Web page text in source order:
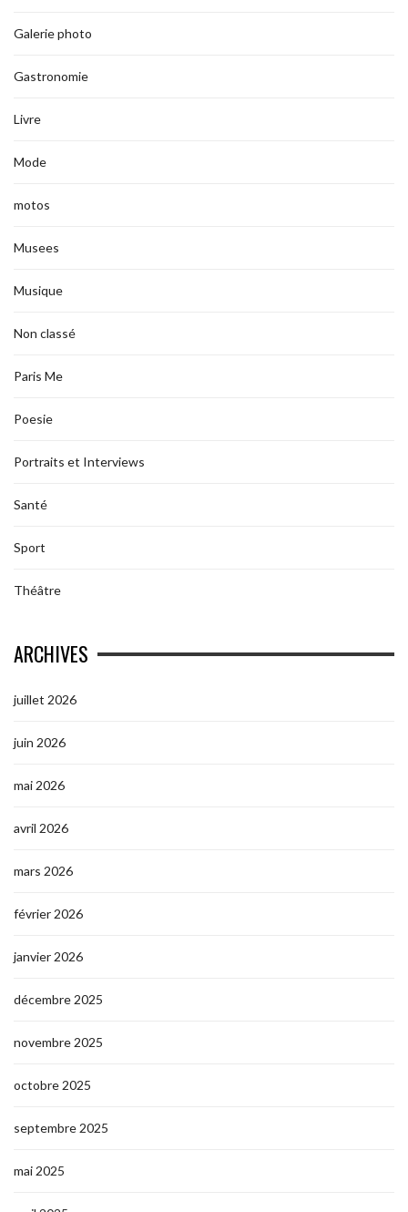
Galerie photo
Gastronomie
Livre
Mode
motos
Musees
Musique
Non classé
Paris Me
Poesie
Portraits et Interviews
Santé
Sport
Théâtre
ARCHIVES
juillet 2026
juin 2026
mai 2026
avril 2026
mars 2026
février 2026
janvier 2026
décembre 2025
novembre 2025
octobre 2025
septembre 2025
mai 2025